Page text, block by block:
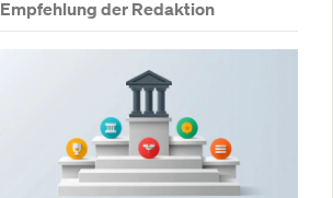
Empfehlung der Redaktion